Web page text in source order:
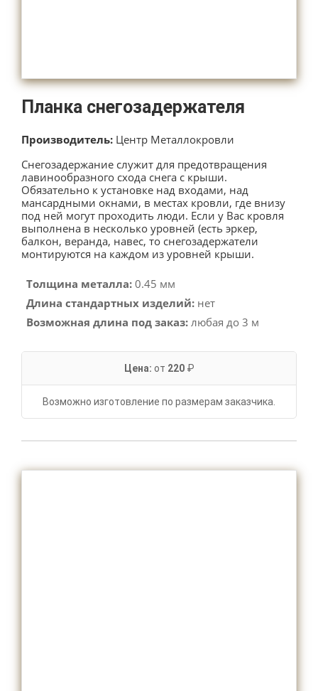
Планка снегозадержателя
Производитель: Центр Металлокровли
Снегозадержание служит для предотвращения
лавинообразного схода снега с крыши.
Обязательно к установке над входами, над
мансардными окнами, в местах кровли, где внизу
под ней могут проходить люди. Если у Вас кровля
выполнена в несколько уровней (есть эркер,
балкон, веранда, навес, то снегозадержатели
монтируются на каждом из уровней крыши.
Толщина металла: 0.45 мм
Длина стандартных изделий: нет
Возможная длина под заказ: любая до 3 м
Цена: от 220₽
Возможно изготовление по размерам заказчика.